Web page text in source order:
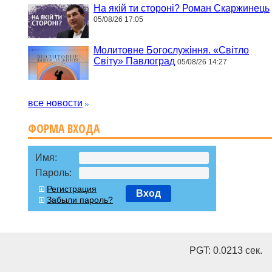
На якій ти стороні? Роман Скаржинець
05/08/26 17:05
Молитовне Богослужіння. «Світло
Світу» Павлоград 05/08/26 14:27
все новости
ФОРМА ВХОДА
Имя:
Пароль:
Регистрация
Забыли пароль?
Вход
PGT: 0.0213 cек.